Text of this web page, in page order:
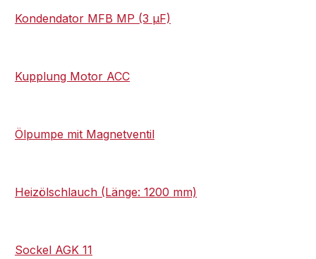
Kondendator MFB MP (3 μF)
Kupplung Motor ACC
Ölpumpe mit Magnetventil
Heizölschlauch (Länge: 1200 mm)
Sockel AGK 11